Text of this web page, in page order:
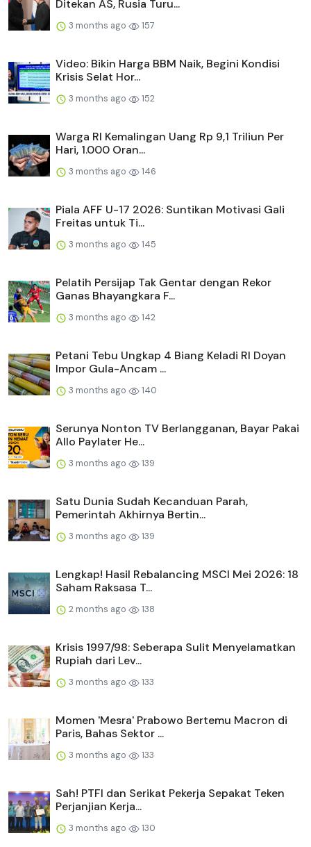
Ditekan AS, Rusia Turu...
3 months ago 157
Video: Bikin Harga BBM Naik, Begini Kondisi
Krisis Selat Hor...
3 months ago 152
Warga RI Kemalingan Uang Rp 9,1 Triliun Per
Hari, 1.000 Oran...
3 months ago 146
Piala AFF U-17 2026: Suntikan Motivasi Gali
Freitas untuk Ti...
3 months ago 145
Pelatih Persijap Tak Gentar dengan Rekor
Ganas Bhayangkara F...
3 months ago 142
Petani Tebu Ungkap 4 Biang Keladi RI Doyan
Impor Gula-Ancam ...
3 months ago 140
Serunya Nonton TV Berlangganan, Bayar Pakai
Allo Paylater He...
3 months ago 139
Satu Dunia Sudah Kecanduan Parah,
Pemerintah Akhirnya Bertin...
3 months ago 139
Lengkap! Hasil Rebalancing MSCI Mei 2026: 18
Saham Raksasa T...
2 months ago 138
Krisis 1997/98: Seberapa Sulit Menyelamatkan
Rupiah dari Lev...
3 months ago 133
Momen 'Mesra' Prabowo Bertemu Macron di
Paris, Bahas Sektor ...
3 months ago 133
Sah! PTFI dan Serikat Pekerja Sepakat Teken
Perjanjian Kerja...
3 months ago 130